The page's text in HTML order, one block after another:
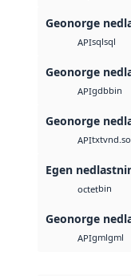
Geonorge
APIsqlsql
Geonorge
APIgdbbin
Geonorge
APItxt
Egen
octetbin
Geonorge
APIgmlgml